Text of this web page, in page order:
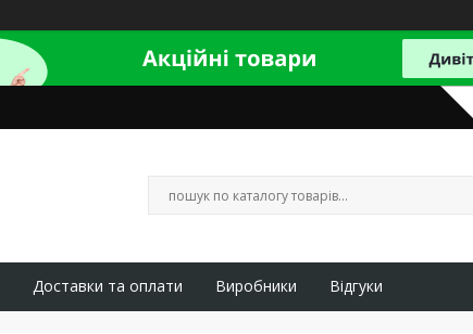
Доставки та оплати Виробники Відгуки